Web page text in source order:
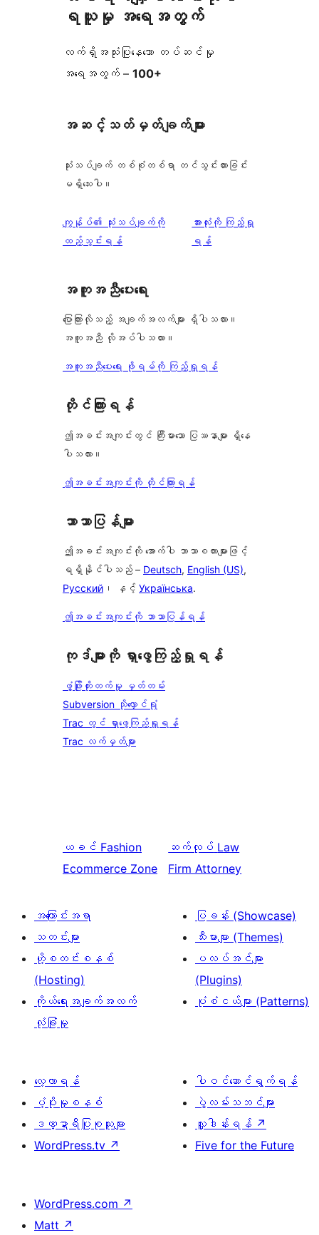
ရယူမှု အရေအတွက်
လက်ရှိအသုံးပြုနေသော တပ်ဆင်မှု
အရေအတွက် – 100+
အဆင့်သတ်မှတ်ချက်များ
သုံးသပ်ချက် တစ်စုံတစ်ရာ တင်သွင်းထားခြင်း
မရှိသေးပါ။
ကျွန်ုပ်၏ သုံးသပ်ချက်ကို
ထည့်သွင်းရန်
သုံးသပ်
ချက်
အားလုံးကို ကြည့်ရှု
ရန်
အကူအညီပေးရေး
ပြောကြားလိုသည့် အချက်အလက်များ ရှိပါသလား။
အကူအညီ လိုအပ်ပါသလား။
အကူအညီပေးရေး ဖိုရမ်ကို ကြည့်ရှုရန်
တိုင်ကြားရန်
ဤအခင်းအကျင်းတွင် ကြီးမားသော ပြဿနာများ ရှိနေ
ပါသလား။
ဤအခင်းအကျင်းကို တိုင်ကြားရန်
ဘာသာပြန်များ
ဤအခင်းအကျင်းကို အောက်ပါ ဘာသာစကားများဖြင့်
ရရှိနိုင်ပါသည် – Deutsch, English (US),
Русский ၊ နှင့် Українська.
ဤအခင်းအကျင်းကို ဘာသာပြန်ရန်
ကုဒ်များကို ရှာဖွေကြည့်ရှုရန်
ဖွံ့ဖြိုးတိုးတက်မှု မှတ်တမ်း
Subversion သိုလှောင်ရုံ
Trac တွင် ရှာဖွေကြည့်ရှုရန်
Trac လက်မှတ်များ
ယခင် Fashion
Ecommerce Zone
ဆက်လုပ် Law
Firm Attorney
အကြောင်းအရာ
သတင်းများ
ဟို့စတင်းစနစ်
(Hosting)
ကိုယ်ရေးအချက်အလက်
လုံခြုံမှု
ပြခန်း (Showcase)
သီးမားများ (Themes)
ပလပ်အင်များ
(Plugins)
ပုံစံငယ်များ (Patterns)
လေ့လာရန်
ပံ့ပိုးမှုစနစ်
ဒဏ္ဍာရီပြုစုသူများ
WordPress.tv ↗
ပါဝင်ဆောင်ရွက်ရန်
ပွဲလမ်းသဘင်များ
လှူဒါန်းရန် ↗
Five for the Future
WordPress.com ↗
Matt ↗